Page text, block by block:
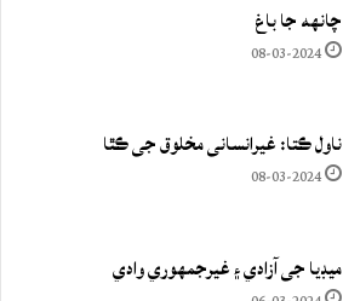
چانهه جا باغ
08-03-2024
ناول ڪتا: غيرانساني مخلوق جي ڪٿا
08-03-2024
ميڊيا جي آزادي ۽ غيرجمھوري وادي